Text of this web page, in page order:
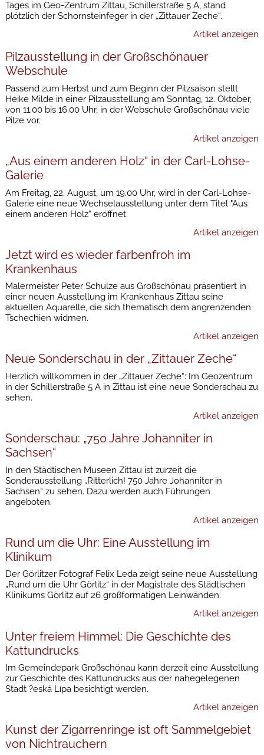
Tages im Geo-Zentrum Zittau, Schillerstraße 5 A, stand
plötzlich der Schornsteinfeger in der „Zittauer Zeche“.
Artikel anzeigen
Pilzausstellung in der Großschönauer
Webschule
Passend zum Herbst und zum Beginn der Pilzsaison stellt
Heike Milde in einer Pilzausstellung am Sonntag, 12. Oktober,
von 11.00 bis 16.00 Uhr, in der Webschule Großschönau viele
Pilze vor.
Artikel anzeigen
„Aus einem anderen Holz“ in der Carl-Lohse-
Galerie
Am Freitag, 22. August, um 19.00 Uhr, wird in der Carl-Lohse-
Galerie eine neue Wechselausstellung unter dem Titel "Aus
einem anderen Holz“ eröffnet.
Artikel anzeigen
Jetzt wird es wieder farbenfroh im
Krankenhaus
Malermeister Peter Schulze aus Großschönau präsentiert in
einer neuen Ausstellung im Krankenhaus Zittau seine
aktuellen Aquarelle, die sich thematisch dem angrenzenden
Tschechien widmen.
Artikel anzeigen
Neue Sonderschau in der „Zittauer Zeche“
Herzlich willkommen in der „Zittauer Zeche“: Im Geozentrum
in der Schillerstraße 5 A in Zittau ist eine neue Sonderschau zu
sehen.
Artikel anzeigen
Sonderschau: „750 Jahre Johanniter in
Sachsen“
In den Städtischen Museen Zittau ist zurzeit die
Sonderausstellung „Ritterlich! 750 Jahre Johanniter in
Sachsen“ zu sehen. Dazu werden auch Führungen
angeboten.
Artikel anzeigen
Rund um die Uhr: Eine Ausstellung im
Klinikum
Der Görlitzer Fotograf Felix Leda zeigt seine neue Ausstellung
„Rund um die Uhr Görlitz“ in der Magistrale des Städtischen
Klinikums Görlitz auf 26 großformatigen Leinwänden.
Artikel anzeigen
Unter freiem Himmel: Die Geschichte des
Kattundrucks
Im Gemeindepark Großschönau kann derzeit eine Ausstellung
zur Geschichte des Kattundrucks aus der nahegelegenen
Stadt ?eská Lípa besichtigt werden.
Artikel anzeigen
Kunst der Zigarrenringe ist oft Sammelgebiet
von Nichtrauchern